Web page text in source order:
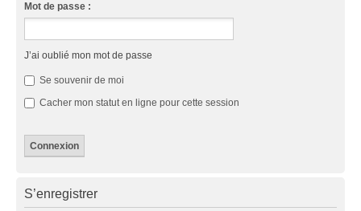
Mot de passe :
J’ai oublié mon mot de passe
Se souvenir de moi
Cacher mon statut en ligne pour cette session
S’enregistrer